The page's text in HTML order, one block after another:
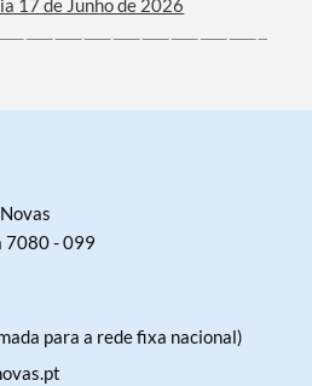
17 de Junho de 2026
7080 - 099
para a rede fixa nacional)